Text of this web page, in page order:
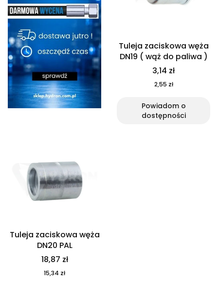
Tuleja zaciskowa węża
DN19 ( wąż do paliwa )
3,14 zł
2,55 zł
Powiadom o
dostępności
Tuleja zaciskowa węża
DN20 PAL
18,87 zł
15,34 zł